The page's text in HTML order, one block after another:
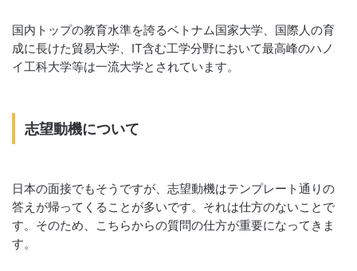
国内トップの教育水準を誇るベトナム国家大学、国際人の育
成に長けた貿易大学、IT含む工学分野において最高峰のハノ
イ工科大学等は一流大学とされています。
志望動機について
日本の面接でもそうですが、志望動機はテンプレート通りの
答えが帰ってくることが多いです。それは仕方のないことで
す。そのため、こちらからの質問の仕方が重要になってきま
す。